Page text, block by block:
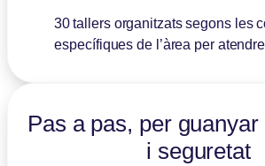
30 tallers organitzats segons les
específiques de l’àrea per
Pas a pas, per
i seguretat